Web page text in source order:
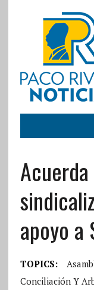
apoyo a
TOPICS:
Conciliación Y